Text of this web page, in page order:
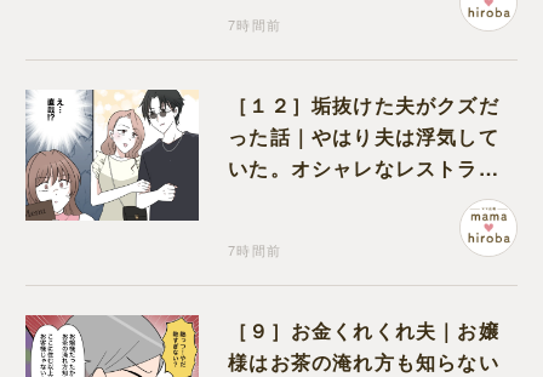
7時間前
［１２］垢抜けた夫がクズだ
った話｜やはり夫は浮気して
いた。オシャレなレストラン
7時間前
［９］お金くれくれ夫｜お嬢
様はお茶の淹れ方も知らない